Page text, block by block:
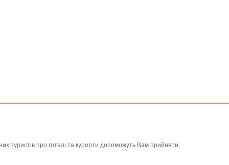
туристів про готелі та курорти допоможуть Вам прийняти